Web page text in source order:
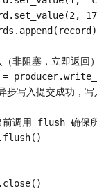
非阻塞，立即返回）
步写入提交成功，
调用 flush 确保